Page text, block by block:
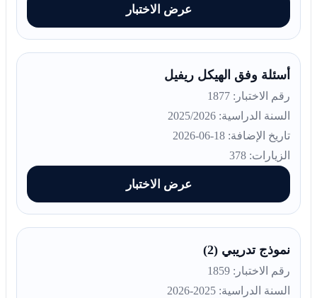
عرض الاختبار
أسئلة وفق الهيكل ريفيل
رقم الاختبار: 1877
السنة الدراسية: 2025/2026
تاريخ الإضافة: 18-06-2026
الزيارات: 378
عرض الاختبار
نموذج تدريبي (2)
رقم الاختبار: 1859
السنة الدراسية: 2025-2026